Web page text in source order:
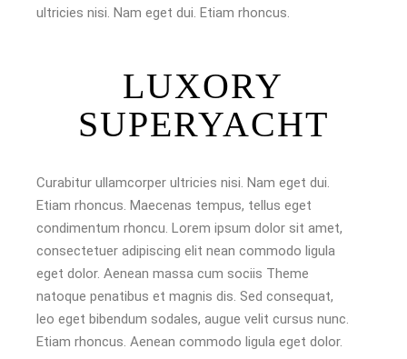
ultricies nisi. Nam eget dui. Etiam rhoncus.
LUXORY
SUPERYACHT
Curabitur ullamcorper ultricies nisi. Nam eget dui.
Etiam rhoncus. Maecenas tempus, tellus eget
condimentum rhoncu. Lorem ipsum dolor sit amet,
consectetuer adipiscing elit nean commodo ligula
eget dolor. Aenean massa cum sociis Theme
natoque penatibus et magnis dis. Sed consequat,
leo eget bibendum sodales, augue velit cursus nunc.
Etiam rhoncus. Aenean commodo ligula eget dolor.